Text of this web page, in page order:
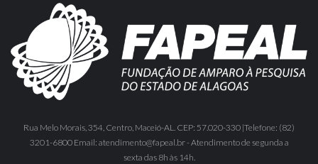
Rua Melo Morais, 354, Centro, Maceió-AL. CEP: 57.020-330 |Telefone: (82)
3201-6800 Email: atendimento@fapeal.br - Atendimento de segunda a
sexta das 8h às 14h.